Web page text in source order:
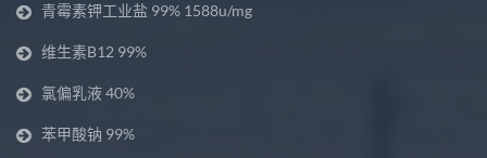
青霉素钾工业盐 99% 1588u/mg
维生素B12 99%
氯偏乳液 40%
苯甲酸钠 99%